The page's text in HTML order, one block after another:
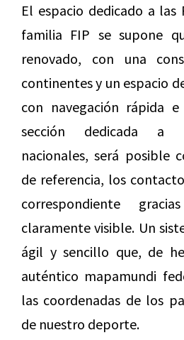
El espacio dedicado a las
familia FIP se supone
renovado, con una
continentes y un espacio
con navegación rápida
sección dedicada a
nacionales, será posible
de referencia, los
correspondiente
claramente visible. Un
ágil y sencillo que, de
auténtico mapamundi
las coordenadas de los
de nuestro deporte.